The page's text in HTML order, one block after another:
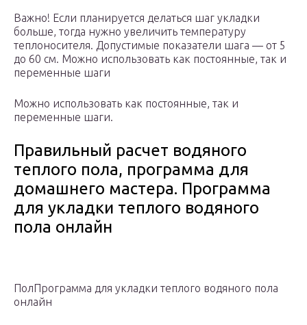
Важно! Если планируется делаться шаг укладки
больше, тогда нужно увеличить температуру
теплоносителя. Допустимые показатели шага — от 5
до 60 см. Можно использовать как постоянные, так и
переменные шаги
Можно использовать как постоянные, так и
переменные шаги.
Правильный расчет водяного
теплого пола, программа для
домашнего мастера. Программа
для укладки теплого водяного
пола онлайн
ПолПрограмма для укладки теплого водяного пола
онлайн